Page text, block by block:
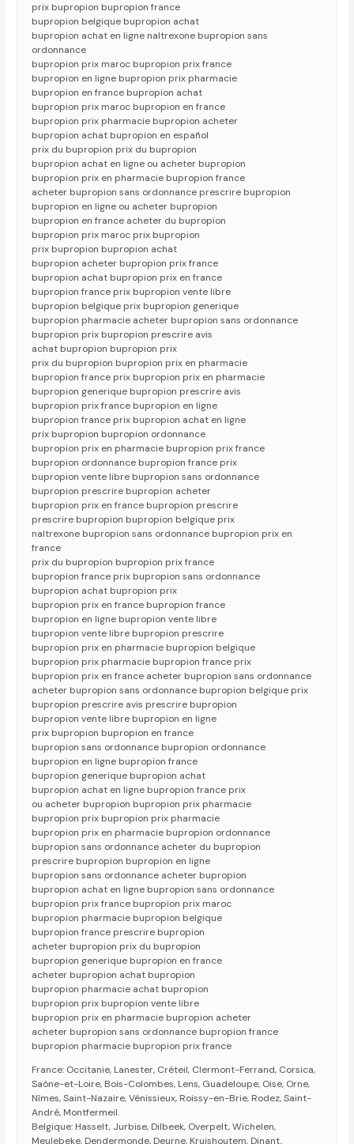
prix bupropion bupropion france
bupropion belgique bupropion achat
bupropion achat en ligne naltrexone bupropion sans
ordonnance
bupropion prix maroc bupropion prix france
bupropion en ligne bupropion prix pharmacie
bupropion en france bupropion achat
bupropion prix maroc bupropion en france
bupropion prix pharmacie bupropion acheter
bupropion achat bupropion en español
prix du bupropion prix du bupropion
bupropion achat en ligne ou acheter bupropion
bupropion prix en pharmacie bupropion france
acheter bupropion sans ordonnance prescrire bupropion
bupropion en ligne ou acheter bupropion
bupropion en france acheter du bupropion
bupropion prix maroc prix bupropion
prix bupropion bupropion achat
bupropion acheter bupropion prix france
bupropion achat bupropion prix en france
bupropion france prix bupropion vente libre
bupropion belgique prix bupropion generique
bupropion pharmacie acheter bupropion sans ordonnance
bupropion prix bupropion prescrire avis
achat bupropion bupropion prix
prix du bupropion bupropion prix en pharmacie
bupropion france prix bupropion prix en pharmacie
bupropion generique bupropion prescrire avis
bupropion prix france bupropion en ligne
bupropion france prix bupropion achat en ligne
prix bupropion bupropion ordonnance
bupropion prix en pharmacie bupropion prix france
bupropion ordonnance bupropion france prix
bupropion vente libre bupropion sans ordonnance
bupropion prescrire bupropion acheter
bupropion prix en france bupropion prescrire
prescrire bupropion bupropion belgique prix
naltrexone bupropion sans ordonnance bupropion prix en
france
prix du bupropion bupropion prix france
bupropion france prix bupropion sans ordonnance
bupropion achat bupropion prix
bupropion prix en france bupropion france
bupropion en ligne bupropion vente libre
bupropion vente libre bupropion prescrire
bupropion prix en pharmacie bupropion belgique
bupropion prix pharmacie bupropion france prix
bupropion prix en france acheter bupropion sans ordonnance
acheter bupropion sans ordonnance bupropion belgique prix
bupropion prescrire avis prescrire bupropion
bupropion vente libre bupropion en ligne
prix bupropion bupropion en france
bupropion sans ordonnance bupropion ordonnance
bupropion en ligne bupropion france
bupropion generique bupropion achat
bupropion achat en ligne bupropion france prix
ou acheter bupropion bupropion prix pharmacie
bupropion prix bupropion prix pharmacie
bupropion prix en pharmacie bupropion ordonnance
bupropion sans ordonnance acheter du bupropion
prescrire bupropion bupropion en ligne
bupropion sans ordonnance acheter bupropion
bupropion achat en ligne bupropion sans ordonnance
bupropion prix france bupropion prix maroc
bupropion pharmacie bupropion belgique
bupropion france prescrire bupropion
acheter bupropion prix du bupropion
bupropion generique bupropion en france
acheter bupropion achat bupropion
bupropion pharmacie achat bupropion
bupropion prix bupropion vente libre
bupropion prix en pharmacie bupropion acheter
acheter bupropion sans ordonnance bupropion france
bupropion pharmacie bupropion prix france
France: Occitanie, Lanester, Créteil, Clermont-Ferrand, Corsica,
Saône-et-Loire, Bois-Colombes, Lens, Guadeloupe, Oise, Orne,
Nîmes, Saint-Nazaire, Vénissieux, Roissy-en-Brie, Rodez, Saint-
André, Montfermeil.
Belgique: Hasselt, Jurbise, Dilbeek, Overpelt, Wichelen,
Meulebeke, Dendermonde, Deurne, Kruishoutem, Dinant,